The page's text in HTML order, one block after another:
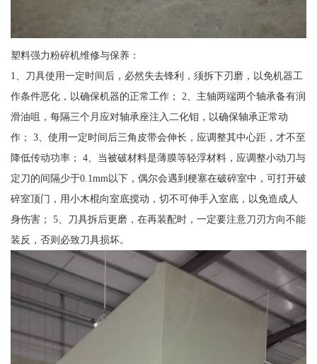
塑料强力粉碎机维修与保养：
1、刀具使用一定时间后，必然失去锋利，须拆下刃磨，以免机器工
作条件恶化，以确保机器的正常工作； 2、主轴两端两个轴承备有润
滑油咀，每隔三个月应对轴承座注入二化钼，以确保轴承正常动
作； 3、使用一定时间后三角皮带会伸长，应调整其中心距，才不至
降低传动功率； 4、当被破材料是薄膜等轻浮材料，应调整小动刀与
定刀的间隔少于0.1mm以下，偶尔会遇到梗塞在破碎室中，可打开破
碎室顶门，用小木棍向室底搅动，切不可伸手入室底，以免造成人
身伤害； 5、刀具拆后更磨，在再装配时，一定要注意刀刃方向不能
装反，否则必致刀具损坏。